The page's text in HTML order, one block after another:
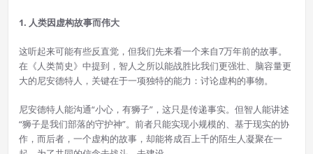
1. 人类因虚构故事而伟大
这听起来可能有些反直觉，但我们先来看一个来自7万年前的故事。
在《人类简史》中提到，智人之所以能战胜比我们更强壮、脑容量更
大的尼安德特人，关键在于一项独特的能力：讨论虚构的事物。
尼安德特人能沟通“小心，有狮子”，这只是传递事实。但智人能讲述
“狮子是我们部落的守护神”。前者只能实现小规模的、基于现实的协
作，而后者，一个虚构的故事，却能将成百上千的陌生人凝聚在一